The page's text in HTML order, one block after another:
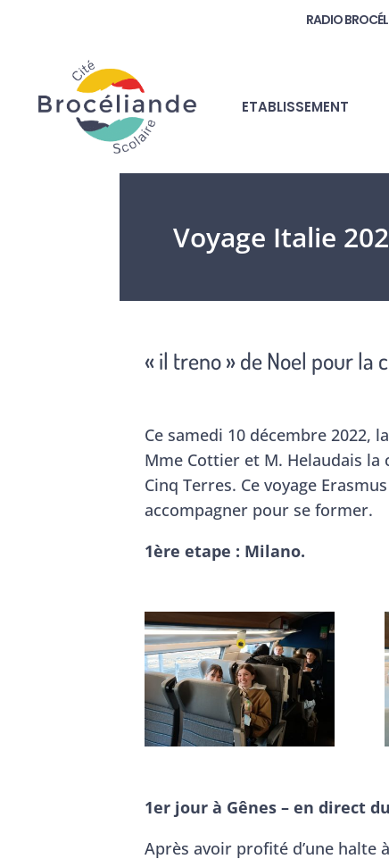
RADIO
ETABLISSEMENT
Voyage Italie
« il treno » de Noel pour la
Ce samedi 10 décembre 2022,
Mme Cottier et M. Helaudais
Cinq Terres. Ce voyage
accompagner pour se former.
1ère etape : Milano.
1er jour à Gênes – en direct
Après avoir profité d’une halte